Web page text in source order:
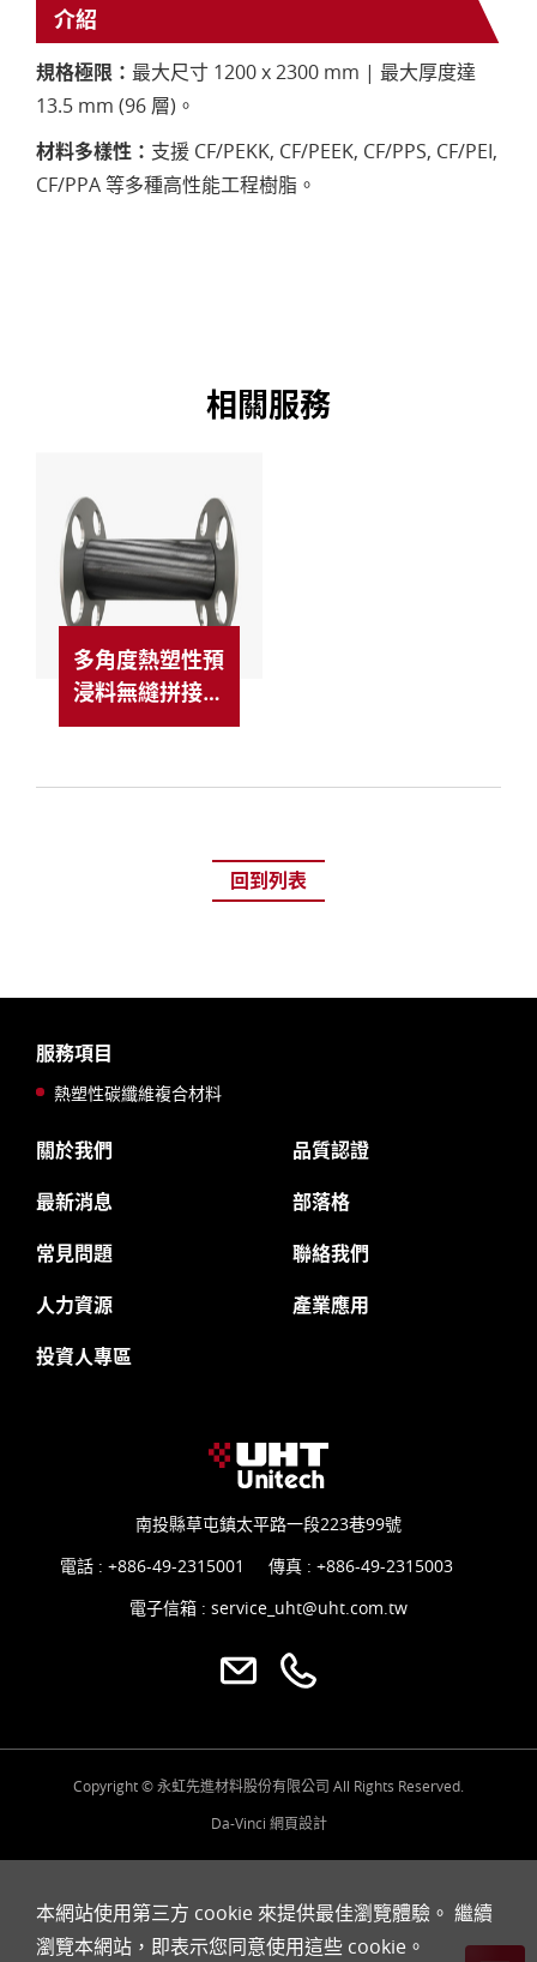
介紹
規格極限： 最大尺寸 1200 x 2300 mm | 最大厚度達
13.5 mm (96 層)。
材料多樣性： 支援 CF/PEKK, CF/PEEK, CF/PPS, CF/PEI,
CF/PPA 等多種高性能工程樹脂。
相關服務
多角度熱塑性預
浸料無縫拼接技
術
回到列表
服務項目
熱塑性碳纖維複合材料
關於我們
品質認證
最新消息
部落格
常見問題
聯絡我們
人力資源
產業應用
投資人專區
南投縣草屯鎮太平路一段223巷99號
電話 : +886-49-2315001
傳真 : +886-49-2315003
電子信箱 : service_uht@uht.com.tw
Copyright © 永虹先進材料股份有限公司 All Rights Reserved.
Da-Vinci 網頁設計
本網站使用第三方 cookie 來提供最佳瀏覽體驗。 繼續
瀏覽本網站，即表示您同意使用這些 cookie。